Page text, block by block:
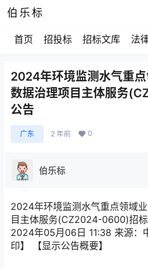
伯乐标
首页 招投标 招标文库 法
2024年环境监测水气重
数据治理项目主体服务
公告
广东 2 年前 0
伯乐标
2024年环境监测水气重点领域
目主体服务(CZ2024-0600)招
2024年05月06日 11:38 来源：
印】 【显示公告概要】